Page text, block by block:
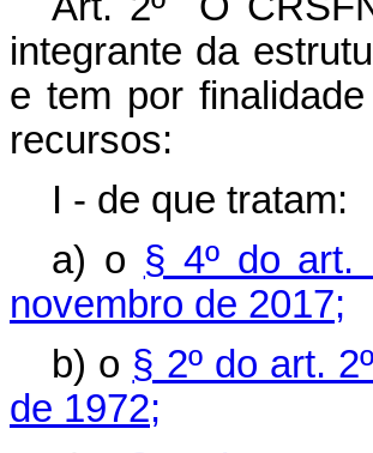
integrante da
e tem por
recursos:
I - de que tratam:
a) o § 4º do
novembro de 2017;
b) o § 2º do art.
de 1972;